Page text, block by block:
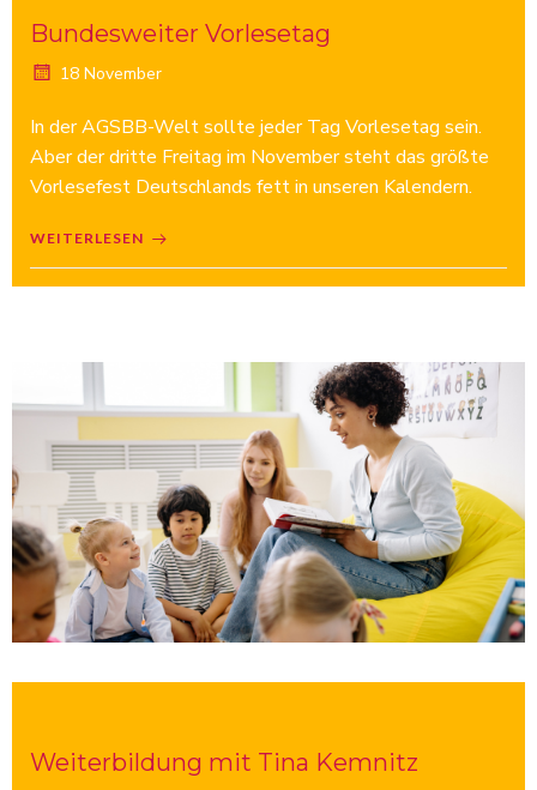
Bundesweiter Vorlesetag
18 November
In der AGSBB-Welt sollte jeder Tag Vorlesetag sein.
Aber der dritte Freitag im November steht das größte
Vorlesefest Deutschlands fett in unseren Kalendern.
WEITERLESEN
Weiterbildung mit Tina Kemnitz